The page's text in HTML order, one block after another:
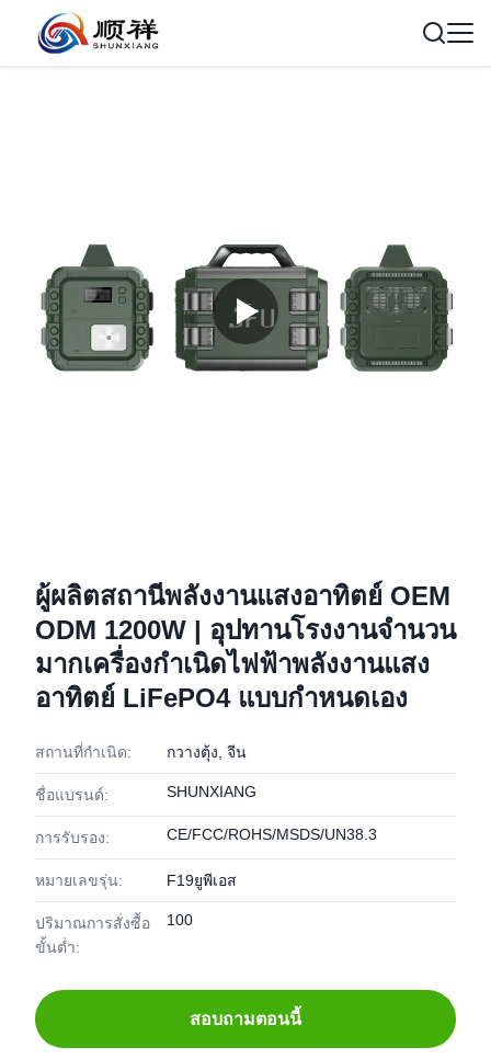
ผู้ผลิตสถานีพลังงานแสงอาทิตย์ OEM
ODM 1200W | อุปทานโรงงานจำนวน
มากเครื่องกำเนิดไฟฟ้าพลังงานแสง
อาทิตย์ LiFePO4 แบบกำหนดเอง
สถานที่กำเนิด: กวางตุ้ง, จีน
ชื่อแบรนด์: SHUNXIANG
การรับรอง: CE/FCC/ROHS/MSDS/UN38.3
หมายเลขรุ่น: F19ยูพีเอส
ปริมาณการสั่งซื้อ
ขั้นต่ำ:
100
สอบถามตอนนี้